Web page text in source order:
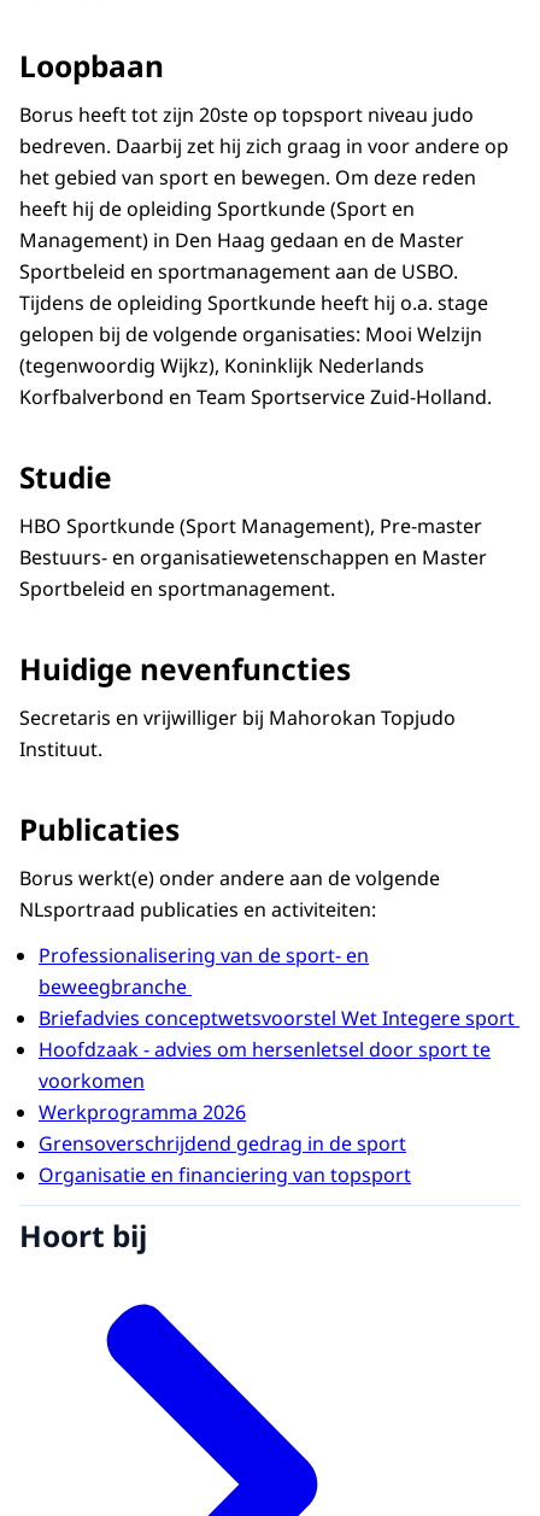
Loopbaan
Borus heeft tot zijn 20ste op topsport niveau judo
bedreven. Daarbij zet hij zich graag in voor andere op
het gebied van sport en bewegen. Om deze reden
heeft hij de opleiding Sportkunde (Sport en
Management) in Den Haag gedaan en de Master
Sportbeleid en sportmanagement aan de USBO.
Tijdens de opleiding Sportkunde heeft hij o.a. stage
gelopen bij de volgende organisaties: Mooi Welzijn
(tegenwoordig Wijkz), Koninklijk Nederlands
Korfbalverbond en Team Sportservice Zuid-Holland.
Studie
HBO Sportkunde (Sport Management), Pre-master
Bestuurs- en organisatiewetenschappen en Master
Sportbeleid en sportmanagement.
Huidige nevenfuncties
Secretaris en vrijwilliger bij Mahorokan Topjudo
Instituut.
Publicaties
Borus werkt(e) onder andere aan de volgende
NLsportraad publicaties en activiteiten:
Professionalisering van de sport- en
beweegbranche
Briefadvies conceptwetsvoorstel Wet Integere sport
Hoofdzaak - advies om hersenletsel door sport te
voorkomen
Werkprogramma 2026
Grensoverschrijdend gedrag in de sport
Organisatie en financiering van topsport
Hoort bij